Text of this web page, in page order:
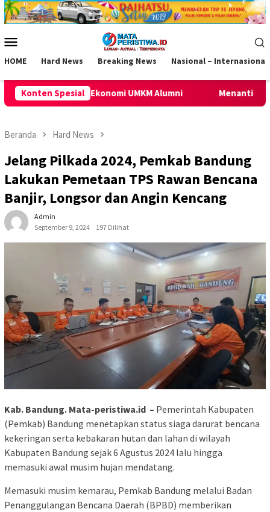
Loncat
ke
Mobile
HOME Hard News Breaking News Nasional – Internasional
Konten Spesial
Alumni Menanti Amunisi Tambahan Persib, PSGC
Beranda Hard News
Jelang Pilkada 2024, Pemkab Bandung
Lakukan Pemetaan TPS Rawan Bencana
Banjir, Longsor dan Angin Kencang
Admin
September 9, 2024
197 Dilihat
Kab. Bandung. Mata-peristiwa.id – Pemerintah Kabupaten
(Pemkab) Bandung menetapkan status siaga darurat bencana
kekeringan serta kebakaran hutan dan lahan di wilayah
Kabupaten Bandung sejak 6 Agustus 2024 lalu hingga
memasuki awal musim hujan mendatang.
Memasuki musim kemarau, Pemkab Bandung melalui Badan
Penanggulangan Bencana Daerah (BPBD) memberikan